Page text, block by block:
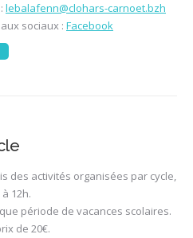
lebalafenn@clohars-carnoet.bzh
sociaux : Facebook
des activités organisées par cycle,
12h.
période de vacances scolaires.
de 20€.